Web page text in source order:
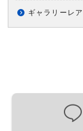
ギャラリーレ